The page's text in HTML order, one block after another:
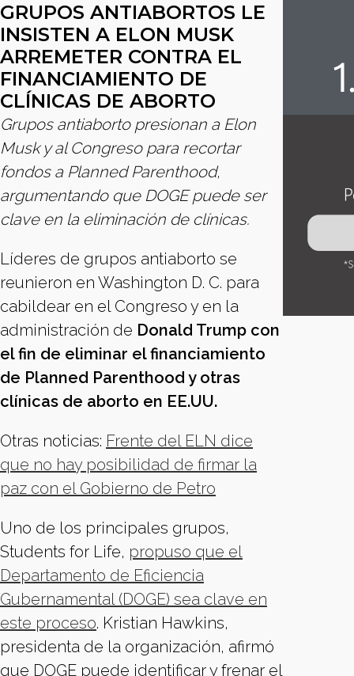
GRUPOS ANTIABORTOS LE
INSISTEN A ELON MUSK
ARREMETER CONTRA EL
FINANCIAMIENTO DE
CLÍNICAS DE ABORTO
Grupos antiaborto presionan a Elon
Musk y al Congreso para recortar
fondos a Planned Parenthood,
argumentando que DOGE puede ser
clave en la eliminación de clínicas.
Líderes de grupos antiaborto se
reunieron en Washington D. C. para
cabildear en el Congreso y en la
administración de Donald Trump con
el fin de eliminar el financiamiento
de Planned Parenthood y otras
clínicas de aborto en EE.UU.
Otras noticias: Frente del ELN dice
que no hay posibilidad de firmar la
paz con el Gobierno de Petro
Uno de los principales grupos,
Students for Life, propuso que el
Departamento de Eficiencia
Gubernamental (DOGE) sea clave en
este proceso. Kristian Hawkins,
presidenta de la organización, afirmó
que DOGE puede identificar y frenar el